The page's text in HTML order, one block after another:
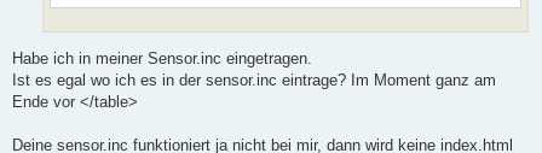
("soilTempBatt7",1.2),
("soilTempBatt10",1.2),
("soilTempBatt11",1.2),
("soilTempBatt12",1.2),
("soilTempBatt15",1.2),
Habe ich in meiner Sensor.inc eingetragen.
Ist es egal wo ich es in der sensor.inc eintrage? Im Moment ganz am
Ende vor </table>
Deine sensor.inc funktioniert ja nicht bei mir, dann wird keine index.html